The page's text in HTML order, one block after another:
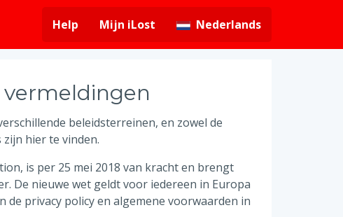
Help Mijn iLost Nederlands
beleidsterreinen, en zowel de
hier te vinden.
is per 25 mei 2018 van kracht en brengt
De nieuwe wet geldt voor iedereen in Europa
privacy policy en algemene voorwaarden in